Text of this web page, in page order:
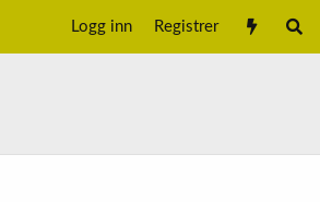
Logg inn Registrer